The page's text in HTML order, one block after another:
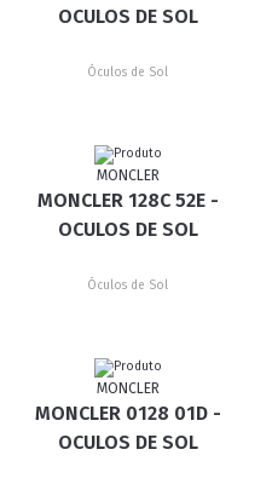
OCULOS DE SOL
Óculos de Sol
MONCLER
MONCLER 128C 52E -
OCULOS DE SOL
Óculos de Sol
MONCLER
MONCLER 0128 01D -
OCULOS DE SOL